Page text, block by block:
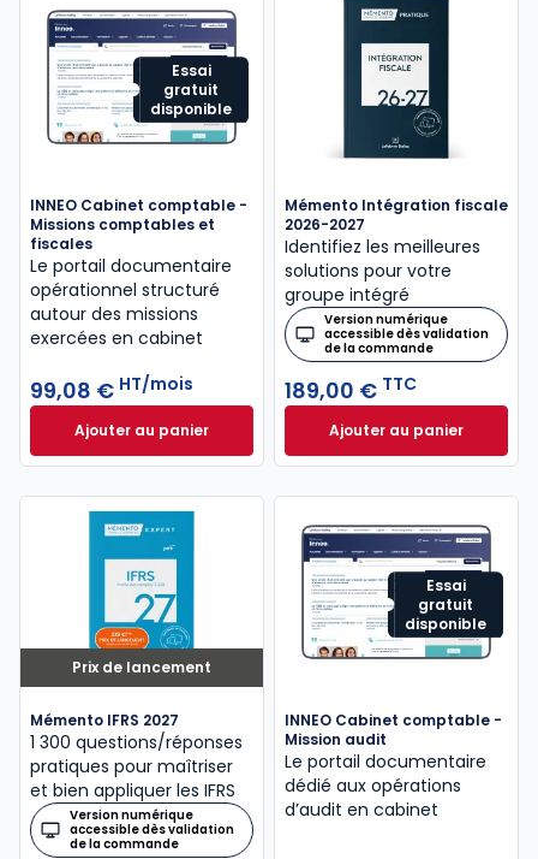
Essai
gratuit
disponible
INNEO Cabinet comptable -
Missions comptables et
fiscales
Le portail documentaire
opérationnel structuré
autour des missions
exercées en cabinet
99,08 € HT/mois
Ajouter au panierINNEO Cabinet comptable - Missions comptables
Mémento Intégration fiscale
2026-2027
Identifiez les meilleures
solutions pour votre
groupe intégré
Version numérique
accessible dès validation
de la commande
189,00 € TTC
Ajouter au panier
Mémento
Prix de lancement
Mémento IFRS 2027
1 300 questions/réponses
pratiques pour maîtriser
et bien appliquer les IFRS
Version numérique
accessible dès validation
de la commande
Essai
gratuit
disponible
INNEO Cabinet comptable -
Mission audit
Le portail documentaire
dédié aux opérations
d’audit en cabinet